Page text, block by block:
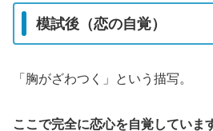
模試後（恋の自覚）
「胸がざわつく」という描写。
ここで完全に恋心を自覚していま